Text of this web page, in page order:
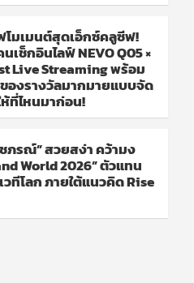
โมเมนต์สุดเอ็กซ์คลูซีฟ!
ช็กอินไลฟ์ NEVO Q05 ×
Live Streaming พร้อม
องรางวัลมากมายแบบจัด
ห้ที่ไหนมาก่อน!
ภรณ์” สวยสง่า คว้ามง
World 2026” ตัวแทน
ทีโลก ภายใต้แนวคิด Rise